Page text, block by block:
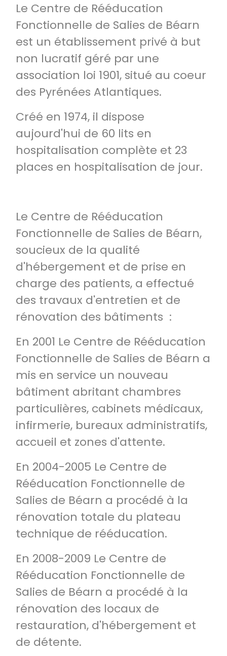
Le Centre de Rééducation
Fonctionnelle de Salies de Béarn
est un établissement privé à but
non lucratif géré par une
association loi 1901, situé au coeur
des Pyrénées Atlantiques.
Créé en 1974, il dispose
aujourd'hui de 60 lits en
hospitalisation complète et 23
places en hospitalisation de jour.
Le Centre de Rééducation
Fonctionnelle de Salies de Béarn,
soucieux de la qualité
d'hébergement et de prise en
charge des patients, a effectué
des travaux d'entretien et de
rénovation des bâtiments :
En 2001 Le Centre de Rééducation
Fonctionnelle de Salies de Béarn a
mis en service un nouveau
bâtiment abritant chambres
particulières, cabinets médicaux,
infirmerie, bureaux administratifs,
accueil et zones d'attente.
En 2004-2005 Le Centre de
Rééducation Fonctionnelle de
Salies de Béarn a procédé à la
rénovation totale du plateau
technique de rééducation.
En 2008-2009 Le Centre de
Rééducation Fonctionnelle de
Salies de Béarn a procédé à la
rénovation des locaux de
restauration, d'hébergement et
de détente.